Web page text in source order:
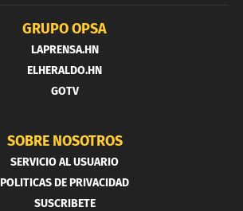
GRUPO OPSA
LAPRENSA.HN
ELHERALDO.HN
GOTV
SOBRE NOSOTROS
SERVICIO AL USUARIO
POLITICAS DE PRIVACIDAD
SUSCRIBETE